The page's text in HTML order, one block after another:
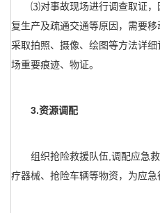
⑶对事故现场进行调查取证，
复生产及疏通交通等原因，需要移
采取拍照、摄像、绘图等方法详
场重要痕迹、物证。
3.资源调配
组织抢险救援队伍,调配应急救
疗器械、抢险车辆等物资，为应急